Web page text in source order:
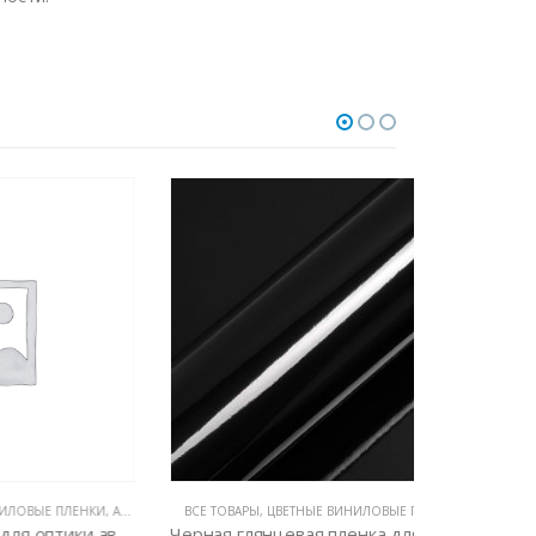
,АВТОВИНИЛ ORACAL (ГЕРМАНИЯ) ВСЕ ТОВАРЫ ,ЦВЕТНЫЕ ВИНИЛОВЫЕ ПЛЕНКИ